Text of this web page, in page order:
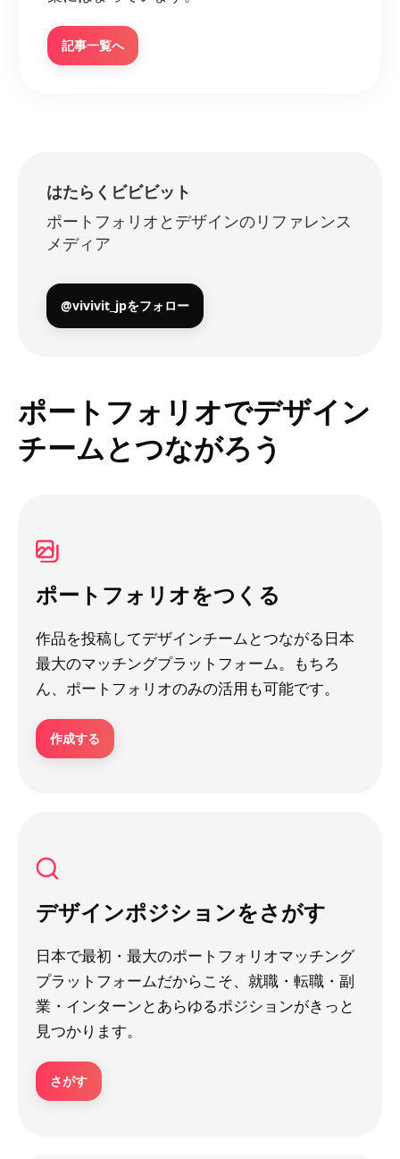
記事一覧へ
はたらくビビビット
ポートフォリオとデザインのリファレンス
メディア
@vivivit_jpをフォロー
ポートフォリオでデザイン
チームとつながろう
ポートフォリオをつくる
作品を投稿してデザインチームとつながる日本
最大のマッチングプラットフォーム。もちろ
ん、ポートフォリオのみの活用も可能です。
作成する
デザインポジションをさがす
日本で最初・最大のポートフォリオマッチング
プラットフォームだからこそ、就職・転職・副
業・インターンとあらゆるポジションがきっと
見つかります。
さがす